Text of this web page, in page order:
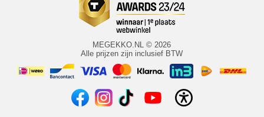
MEGEKKO.NL © 2026
Alle prijzen zijn inclusief BTW